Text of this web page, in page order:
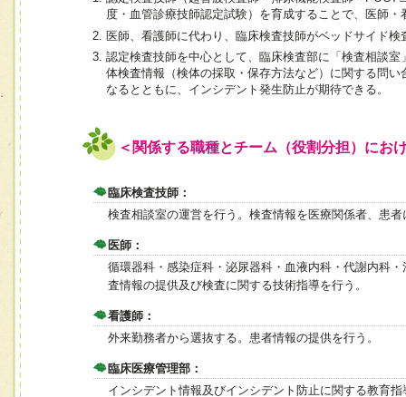
度・血管診療技師認定試験）を育成することで、医師
医師、看護師に代わり、臨床検査技師がベッドサイド
認定検査技師を中心として、臨床検査部に「検査相談
体検査情報（検体の採取・保存方法など）に関する問
なるとともに、インシデント発生防止が期待できる。
＜関係する職種とチーム（役割分担）にお
臨床検査技師：
検査相談室の運営を行う。検査情報を医療関係者、患
医師：
循環器科・感染症科・泌尿器科・血液内科・代謝内科
査情報の提供及び検査に関する技術指導を行う。
看護師：
外来勤務者から選抜する。患者情報の提供を行う。
臨床医療管理部：
インシデント情報及びインシデント防止に関する教育